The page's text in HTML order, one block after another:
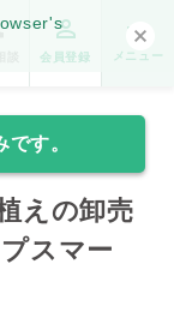
会員登録 メニュー
す。
えの卸売
スマー